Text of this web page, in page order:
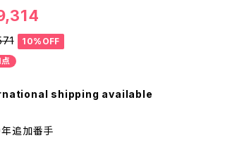
10%OFF
shipping available
追加番手